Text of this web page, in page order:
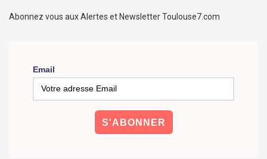
Abonnez vous aux Alertes et Newsletter Toulouse7.com
Email